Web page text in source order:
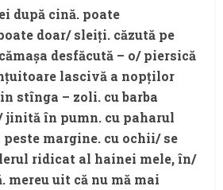
după cină. poate
doar/ sleiți. căzută pe
desfăcută – o/ piersică
lascivă a nopților
stînga – zoli. cu barba
jinită în pumn. cu paharul
margine. cu ochii/ se
ridicat al hainei mele, în/
mereu uit că nu mă mai